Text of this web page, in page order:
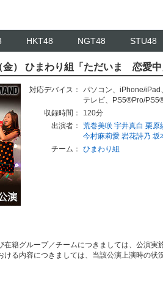
HKT48 NGT48 STU48
金） ひまわり組「ただいま 恋愛
対応デバイス： パソコン、 iPhone/iPad 、
テレビ、
PS5®Pro/
収録時間：
120分
出演者：
荒巻美咲 宇井真白 栗原
今村麻莉愛 岩花詩乃 坂
チーム：
ひまわり組
籍グループ／チームにつきましては、公演実
る内容につきましては、当該公演上演時の状